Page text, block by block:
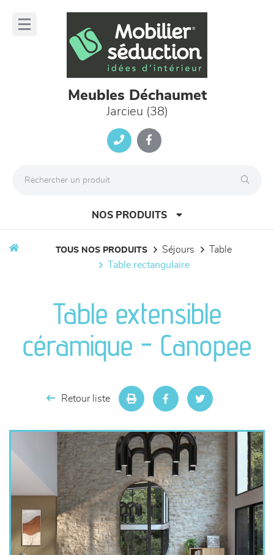
Meubles Déchaumet
Jarcieu (38)
NOS PRODUITS
meubles de complément
décoration
TOUS NOS PRODUITS séjours
table
table rectangulaire
Table extensible
céramique - Canopee
Retour liste